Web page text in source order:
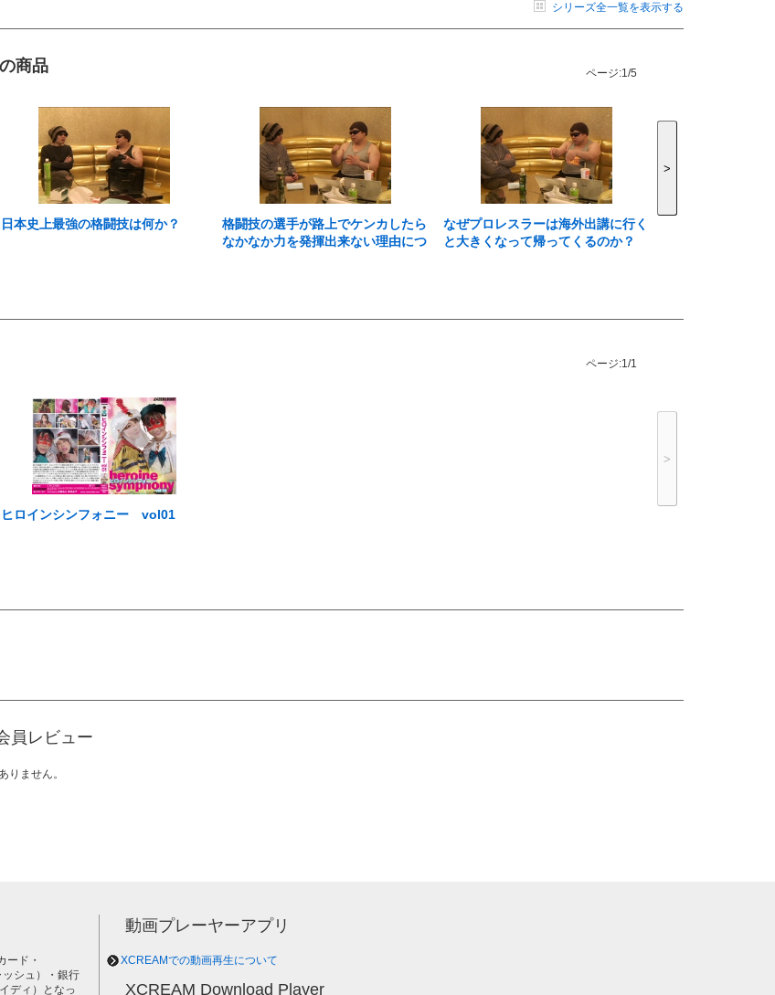
シリーズ全一覧を表示する
商品 ページ:1/5
日本史上最強の格闘技は何か？
格闘技の選手が路上でケンカしたら
なかなか力を発揮出来ない理由につ
なぜプロレスラーは海外出講に行く
と大きくなって帰ってくるのか？
>
ページ:1/1
ヒロインシンフォニー vol01
>
員レビュー
りません。
ード・
シュ）・銀行
ディ）となっ
動画プレーヤーアプリ
XCREAMでの動画再生について
XCREAM Download Player